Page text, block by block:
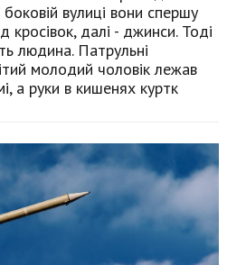
вулиці вони спершу
кросівок, далі - джинси. Тоді
людина. Патрульні
молодий чоловік лежав
а руки в кишенях куртк